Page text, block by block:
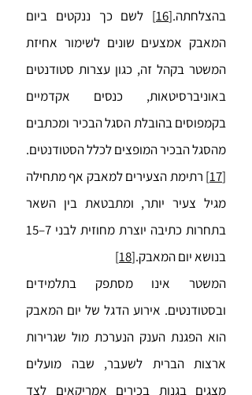
בהצלחתה.[16]
לשם כך ננקטים ביום
המאבק אמצעים שונים לשימור אחיזת
המשטר בקהל זה, כגון עצרות סטודנטים
באוניברסיטאות, כנסים אקדמיים
בקמפוסים בהובלת הסגל הבכיר ומכתבים
מהסגל הבכיר המופצים לכלל הסטודנטים.
[17]
רתימת הצעירים למאבק אף מתחילה
מגיל צעיר יותר, ומתבטאת בין השאר
בתחרות כתיבה יוצרת מחוזית לבני 7–15
בנושא יום המאבק.[18]
המשטר אינו מסתפק בתלמידים
ובסטודנטים. אירוע הדגל של יום המאבק
הוא הפגנת הענק הנערכת מול שגרירות
ארצות הברית לשעבר, שבה מועלים
מצגים בגנות בכירים אמריקאים לצד